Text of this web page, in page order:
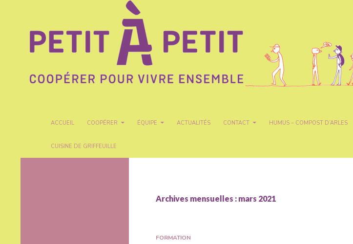
ACCUEIL
COOPÉRER ÉQUIPE ACTUALITÉS CONTACT HUMUS – COMPOST D’ARLES
CUISINE DE GRIFFEUILLE
Archives mensuelles : mars 2021
FORMATION